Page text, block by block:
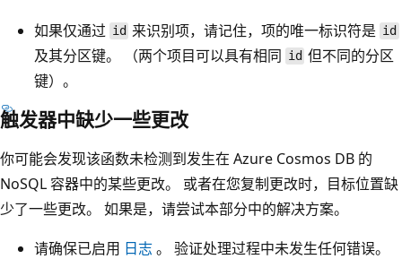
如果仅通过 id 来识别项，请记住，项的唯一标识符是 id
及其分区键。 （两个项目可以具有相同 id 但不同的分区
键）。
触发器中缺少一些更改
你可能会发现该函数未检测到发生在 Azure Cosmos DB 的
NoSQL 容器中的某些更改。 或者在您复制更改时，目标位置缺
少了一些更改。 如果是，请尝试本部分中的解决方案。
请确保已启用 日志。 验证处理过程中未发生任何错误。